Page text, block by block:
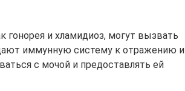
и хламидиоз, могут вызвать
иммунную систему к отражению и
с мочой и предоставлять ей